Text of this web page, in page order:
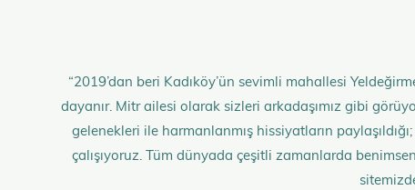
“2019’dan beri Kadıköy’ün sevimli mahallesi
dayanır. Mitr ailesi olarak sizleri arkadaşımız gibi
gelenekleri ile harmanlanmış hissiyatların
çalışıyoruz. Tüm dünyada çeşitli zamanlarda